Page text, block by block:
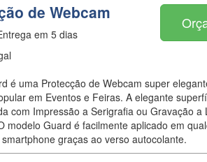
de Webcam
em 5 dias
é uma Protecção de Webcam super
em Eventos e Feiras. A elegante
com Impressão a Serigrafia ou Gravação a
modelo Guard é facilmente aplicado em
graças ao verso autocolante.